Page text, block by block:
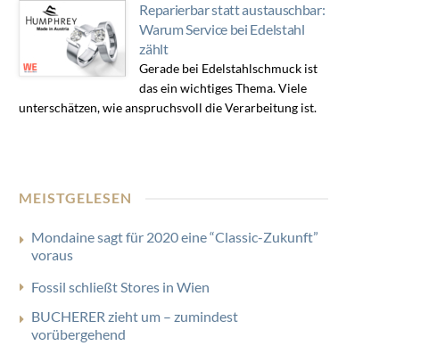
Reparierbar statt austauschbar:
Warum Service bei Edelstahl
zählt
Gerade bei Edelstahlschmuck ist
das ein wichtiges Thema. Viele
unterschätzen, wie anspruchsvoll die Verarbeitung ist.
MEISTGELESEN
Mondaine sagt für 2020 eine “Classic-Zukunft”
voraus
Fossil schließt Stores in Wien
BUCHERER zieht um – zumindest
vorübergehend